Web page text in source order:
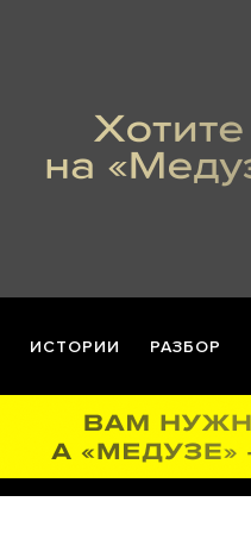
ИСТОРИИ РАЗБОР